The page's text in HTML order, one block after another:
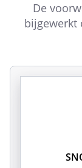
De
bijgewerkt